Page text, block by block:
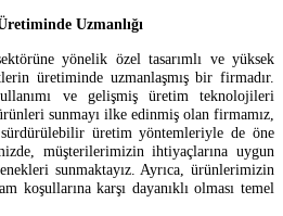
Uzmanlığı
yönelik özel tasarımlı ve yüksek
üretiminde uzmanlaşmış bir firmadır.
ve gelişmiş üretim teknolojileri
sunmayı ilke edinmiş olan firmamız,
üretim yöntemleriyle de öne
müşterilerimizin ihtiyaçlarına uygun
sunmaktayız. Ayrıca, ürünlerimizin
koşullarına karşı dayanıklı olması temel